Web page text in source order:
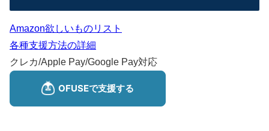
Amazon欲しいものリスト
各種支援方法の詳細
クレカ/Apple Pay/Google Pay対応